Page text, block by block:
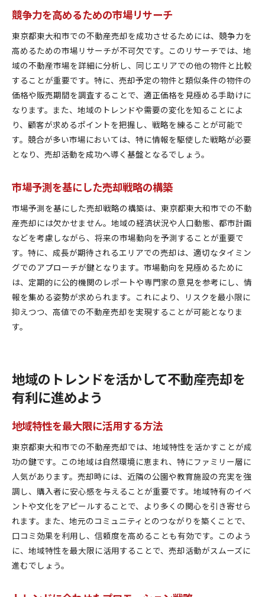
地域の経済状況が不動産に与える影響
市場動向を反映した売却タイミングの見極め
地価動向から見る将来の市場予測
売却プロセスをスムーズに進めるためのポイントまと
め
初期段階での計画とリサーチの重要性
プロセス全体を通じたストレス軽減法
売却の各ステップでの注意事項
専門家によるサポートの活用法
売却完了までの効率的な進行管理
競争力を高めるための市場リサーチ
東京都東大和市での不動産売却を成功させるためには、競争力を
高めるための市場リサーチが不可欠です。このリサーチでは、地
域の不動産市場を詳細に分析し、同じエリアでの他の物件と比較
することが重要です。特に、売却予定の物件と類似条件の物件の
価格や販売期間を調査することで、適正価格を見極める手助けに
なります。また、地域のトレンドや需要の変化を知ることによ
り、顧客が求めるポイントを把握し、戦略を練ることが可能で
す。競合が多い市場においては、特に情報を駆使した戦略が必要
となり、売却活動を成功へ導く基盤となるでしょう。
市場予測を基にした売却戦略の構築
市場予測を基にした売却戦略の構築は、東京都東大和市での不動
産売却には欠かせません。地域の経済状況や人口動態、都市計画
などを考慮しながら、将来の市場動向を予測することが重要で
す。特に、成長が期待されるエリアでの売却は、適切なタイミン
グでのアプローチが鍵となります。市場動向を見極めるために
は、定期的に公的機関のレポートや専門家の意見を参考にし、情
報を集める姿勢が求められます。これにより、リスクを最小限に
抑えつつ、高値での不動産売却を実現することが可能となりま
す。
地域のトレンドを活かして不動産売却を
有利に進めよう
地域特性を最大限に活用する方法
東京都東大和市での不動産売却では、地域特性を活かすことが成
功の鍵です。この地域は自然環境に恵まれ、特にファミリー層に
人気があります。売却時には、近隣の公園や教育施設の充実を強
調し、購入者に安心感を与えることが重要です。地域特有のイベ
ントや文化をアピールすることで、より多くの関心を引き寄せら
れます。また、地元のコミュニティとのつながりを築くことで、
口コミ効果を利用し、信頼度を高めることも有効です。このよう
に、地域特性を最大限に活用することで、売却活動がスムーズに
進むでしょう。